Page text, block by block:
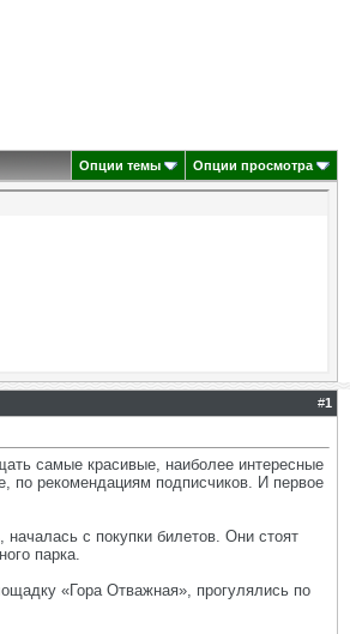
Опции темы Опции просмотра
#1
самые красивые, наиболее интересные
по рекомендациям подписчиков. И первое
с покупки билетов. Они стоят
парка.
«Гора Отважная», прогулялись по